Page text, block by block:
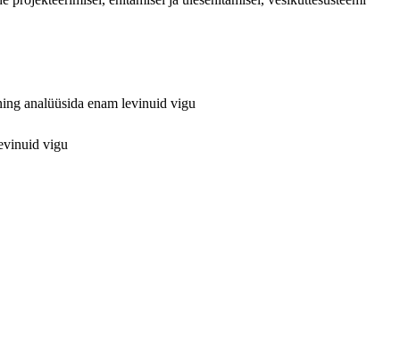
analüüsida enam levinuid vigu
vigu